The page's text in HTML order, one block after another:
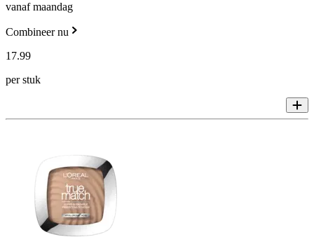
vanaf maandag
Combineer nu
17.99
per stuk